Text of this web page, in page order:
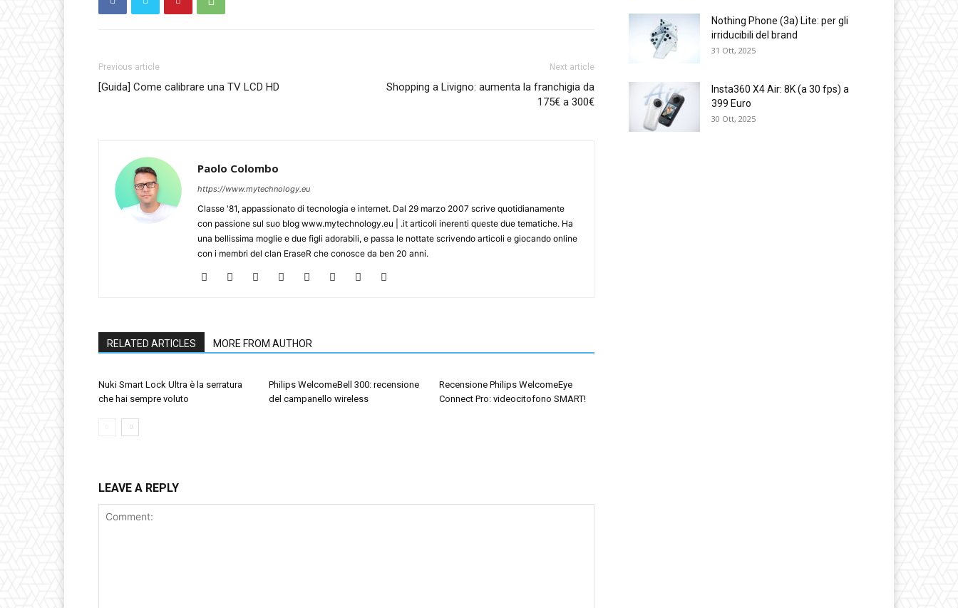
Previous article
[Guida] Come calibrare una TV LCD HD
Next article
Shopping a Livigno: aumenta la franchigia da
175€ a 300€
Paolo Colombo
https://www.mytechnology.eu
Classe '81, appassionato di tecnologia e internet. Dal 29 marzo 2007 scrive quotidianamente
con passione sul suo blog www.mytechnology.eu | .it articoli inerenti queste due tematiche. Ha
una bellissima moglie e due figli adorabili, e passa le nottate scrivendo articoli e giocando online
con i membri del clan EraseR che conosce da ben 20 anni.
RELATED ARTICLES MORE FROM AUTHOR
Nuki Smart Lock Ultra è la serratura
che hai sempre voluto
Philips WelcomeBell 300: recensione
del campanello wireless
Recensione Philips WelcomeEye
Connect Pro: videocitofono SMART!
LEAVE A REPLY
Nothing Phone (3a) Lite: per gli
irriducibili del brand
31 Ott, 2025
Insta360 X4 Air: 8K (a 30 fps) a
399 Euro
30 Ott, 2025